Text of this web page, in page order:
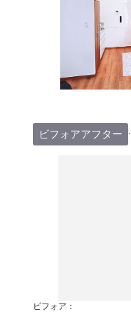
ビフォアアフター
ビフォア：